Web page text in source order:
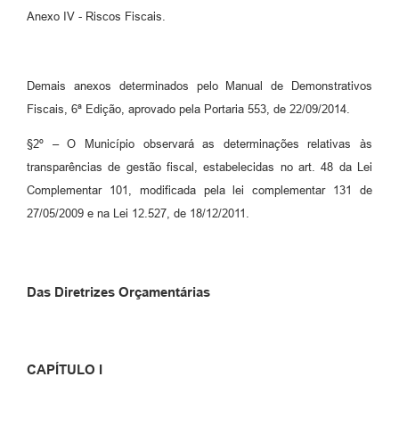
Anexo IV - Riscos Fiscais.
Demais anexos determinados pelo Manual de Demonstrativos
Fiscais, 6ª Edição, aprovado pela Portaria 553, de 22/09/2014.
§2º – O Município observará as determinações relativas às
transparências de gestão fiscal, estabelecidas no art. 48 da Lei
Complementar 101, modificada pela lei complementar 131 de
27/05/2009 e na Lei 12.527, de 18/12/2011.
Das Diretrizes Orçamentárias
CAPÍTULO I